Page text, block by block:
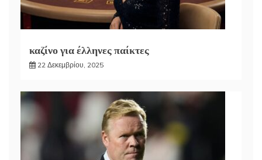
καζίνο για έλληνες παίκτες
22 Δεκεμβρίου, 2025